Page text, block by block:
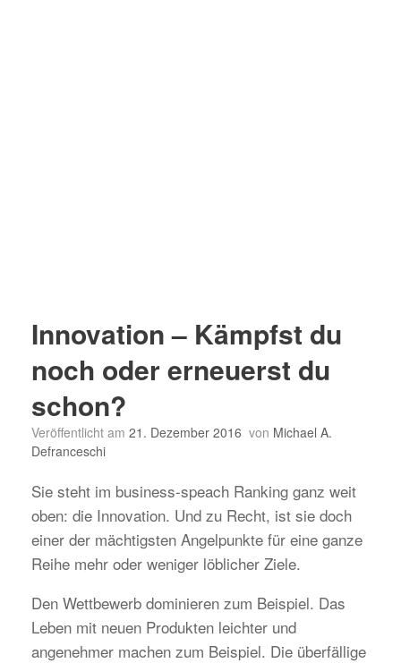
Innovation – Kämpfst du
noch oder erneuerst du
schon?
Veröffentlicht am 21. Dezember 2016 von Michael A.
Defranceschi
Sie steht im business-speach Ranking ganz weit
oben: die Innovation. Und zu Recht, ist sie doch
einer der mächtigsten Angelpunkte für eine ganze
Reihe mehr oder weniger löblicher Ziele.
Den Wettbewerb dominieren zum Beispiel. Das
Leben mit neuen Produkten leichter und
angenehmer machen zum Beispiel. Die überfällige